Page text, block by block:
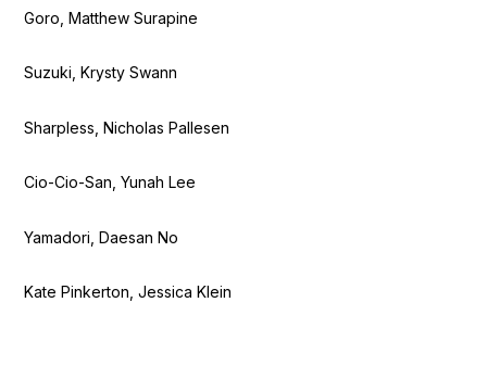
Goro, Matthew Surapine
Suzuki, Krysty Swann
Sharpless, Nicholas Pallesen
Cio-Cio-San, Yunah Lee
Yamadori, Daesan No
Kate Pinkerton, Jessica Klein